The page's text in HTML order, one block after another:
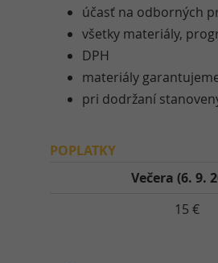
účasť na odborných
všetky materiály,
DPH
materiály
pri dodržaní
POPLATKY
Večera (6. 9.
15 €